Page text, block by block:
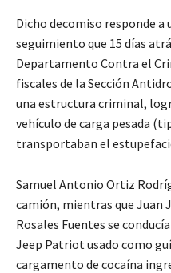
Dicho decomiso responde
seguimiento que 15 días
Departamento Contra el
fiscales de la Sección
una estructura criminal,
vehículo de carga pesada
transportaban el
Samuel Antonio Ortiz
camión, mientras que Juan
Rosales Fuentes se
Jeep Patriot usado como
cargamento de cocaína